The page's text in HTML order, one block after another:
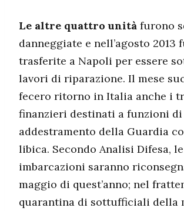
Le altre quattro unità furono
danneggiate e nell’agosto 2013
trasferite a Napoli per essere
lavori di riparazione. Il mese
fecero ritorno in Italia anche i
finanzieri destinati a funzioni di
addestramento della Guardia
libica. Secondo Analisi Difesa, le
imbarcazioni saranno
maggio di quest’anno; nel
quarantina di sottufficiali della